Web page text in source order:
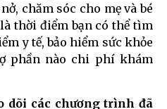
chăm sóc cho mẹ và bé
thời điểm bạn có thể tìm
y tế, bảo hiểm sức khỏe
phần nào chi phí khám
dõi các chương trình đã